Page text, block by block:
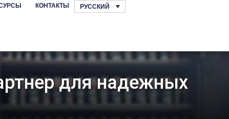
КОНТАКТЫ РУССКИЙ
для надежных